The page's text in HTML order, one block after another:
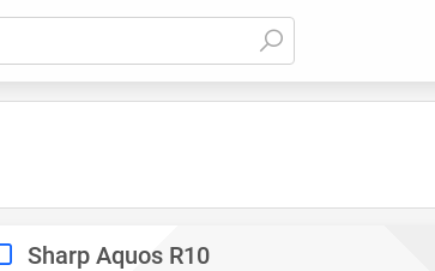
Sharp Aquos R10